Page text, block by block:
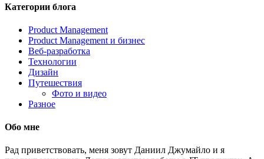
Категории блога
Product Management
Product Management и бизнес
Веб-разработка
Технологии
Дизайн
Путешествия
Фото и видео
Разное
Обо мне
Рад приветствовать, меня зовут Даниил Джумайло и я